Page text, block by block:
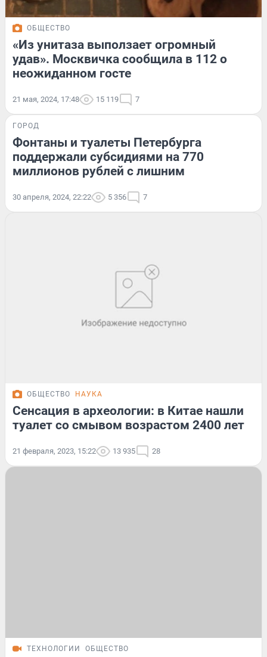
ОБЩЕСТВО
«Из унитаза выползает огромный
удав». Москвичка сообщила в 112 о
неожиданном госте
21 мая, 2024, 17:48 15 119 7
ГОРОД
Фонтаны и туалеты Петербурга
поддержали субсидиями на 770
миллионов рублей с лишним
30 апреля, 2024, 22:22 5 356 7
ОБЩЕСТВО НАУКА
Сенсация в археологии: в Китае нашли
туалет со смывом возрастом 2400 лет
21 февраля, 2023, 15:22 13 935 28
ТЕХНОЛОГИИ ОБЩЕСТВО